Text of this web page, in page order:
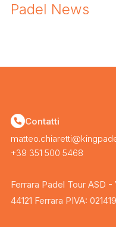
Padel News
Contatti
+39 351 500 5468
Ferrara Padel Tour ASD
44121 Ferrara PIVA: